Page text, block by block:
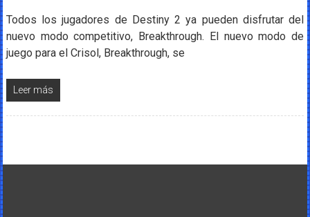
Todos los jugadores de Destiny 2 ya pueden disfrutar del
nuevo modo competitivo, Breakthrough. El nuevo modo de
juego para el Crisol, Breakthrough, se
Leer más